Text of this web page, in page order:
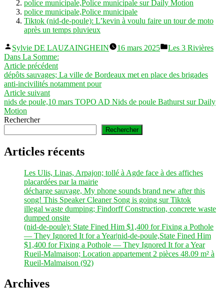
police municipale,Police municipale sur Daily Motion
police municipale,Police municipale
Tiktok (nid-de-poule): L’kevin à voulu faire un tour de moto
après un temps pluvieux
Publié
par
Sylvie DE LAUZAINGHEIN 16 mars 2025
Publié
Les 3 Rivières
Dans La Somme:
Navigation
de
l’article
Article précédentArticle
précédent :
dépôts sauvages; La ville de Bordeaux met en place des brigades
anti-incivilités notamment pour
Article suivantArticle
suivant :
nids de poule,10 mars TOPO AD Nids de poule Bathurst sur Daily
Motion
Rechercher
Rechercher
Articles récents
Les Ulis, Linas, Arpajon; tollé à Agde face à des affiches
placardées par la mairie
décharge sauvage, My phone sounds brand new after this
song! This Speaker Cleaner Song is going sur Tiktok
illegal waste dumping; Findorff Construction, concrete waste
dumped onsite
(nid-de-poule): State Fined Him $1,400 for Fixing a Pothole
— They Ignored It for a Year|nid-de-poule,State Fined Him
$1,400 for Fixing a Pothole — They Ignored It for a Year
Rueil-Malmaison; Location appartement 2 pièces 48.09 m² à
Rueil-Malmaison (92)
Archives